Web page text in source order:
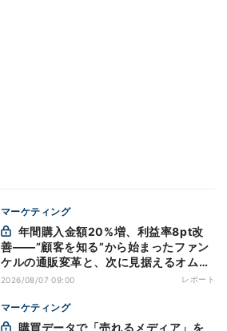
マーケティング
善——“顧客を知る”から始まったファン
ケルの通販変革と、次に見据えるオムニ
チャネル
2026/08/07 09:00 レポート
マーケティング